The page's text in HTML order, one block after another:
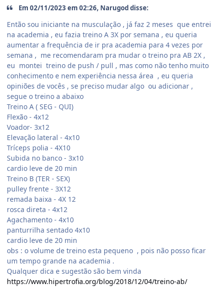
Em 02/11/2023 em 02:26, Narugod disse:
Então sou iniciante na musculação , já faz 2 meses que entrei
na academia , eu fazia treino A 3X por semana , eu queria
aumentar a frequência de ir pra academia para 4 vezes por
semana , me recomendaram pra mudar o treino pra AB 2X ,
eu montei treino de push / pull , mas como não tenho muito
conhecimento e nem experiência nessa área , eu queria
opiniões de vocês , se preciso mudar algo ou adicionar ,
segue o treino a abaixo
Treino A ( SEG - QUI)
Flexão - 4x12
Voador- 3x12
Elevação lateral - 4x10
Tríceps polia - 4X10
Subida no banco - 3x10
cardio leve de 20 min
Treino B (TER - SEX)
pulley frente - 3X12
remada baixa - 4X 12
rosca direta - 4x12
Agachamento - 4x10
panturrilha sentado 4x10
cardio leve de 20 min
obs : o volume de treino esta pequeno , pois não posso ficar
um tempo grande na academia .
Qualquer dica e sugestão são bem vinda
https://www.hipertrofia.org/blog/2018/12/04/treino-ab/